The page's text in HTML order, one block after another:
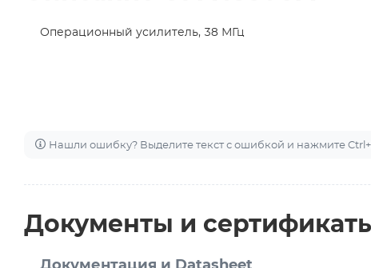
Операционный усилитель, 38 МГц
Нашли ошибку? Выделите текст с ошибкой и нажмите
Документы и